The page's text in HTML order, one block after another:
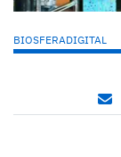
BIOSFERADIGITAL